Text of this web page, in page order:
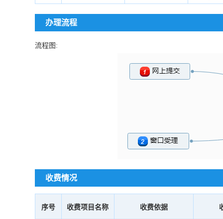
办理流程
流程图:
收费情况
序号 收费项目名称 收费依据